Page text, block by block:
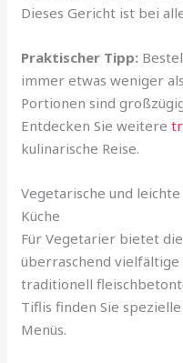
Dieses Gericht ist bei
Praktischer Tipp:
immer etwas weniger
Portionen sind
Entdecken Sie weitere
kulinarische Reise.
Vegetarische und
Küche
Für Vegetarier bietet
überraschend
traditionell
Tiflis finden Sie
Menüs.